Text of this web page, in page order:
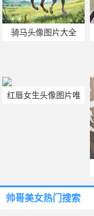
骑马头像图片大全
红唇女生头像图片唯
帅哥美女热门搜索